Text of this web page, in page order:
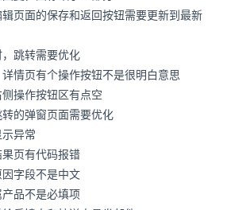
辑页面的保存和返回按钮需要更新到最新
，跳转需要优化
情页有个操作按钮不是很明白意思
操作按钮区有点空
的弹窗页面需要优化
示异常
果页有代码报错
因字段不是中文
品不是必填项